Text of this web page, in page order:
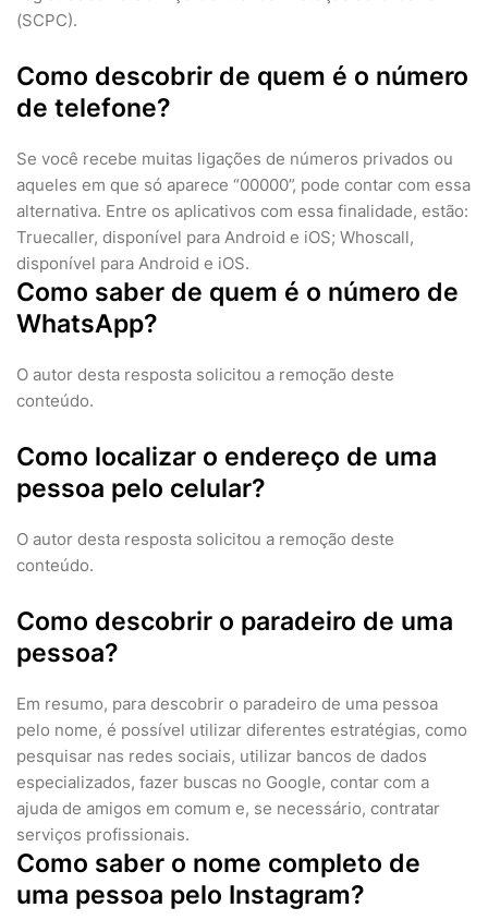
(SCPC).
Como descobrir de quem é o número
de telefone?
Se você recebe muitas ligações de números privados ou
aqueles em que só aparece “00000”, pode contar com essa
alternativa. Entre os aplicativos com essa finalidade, estão:
Truecaller, disponível para Android e iOS; Whoscall,
disponível para Android e iOS.
Como saber de quem é o número de
WhatsApp?
O autor desta resposta solicitou a remoção deste
conteúdo.
Como localizar o endereço de uma
pessoa pelo celular?
O autor desta resposta solicitou a remoção deste
conteúdo.
Como descobrir o paradeiro de uma
pessoa?
Em resumo, para descobrir o paradeiro de uma pessoa
pelo nome, é possível utilizar diferentes estratégias, como
pesquisar nas redes sociais, utilizar bancos de dados
especializados, fazer buscas no Google, contar com a
ajuda de amigos em comum e, se necessário, contratar
serviços profissionais.
Como saber o nome completo de
uma pessoa pelo Instagram?